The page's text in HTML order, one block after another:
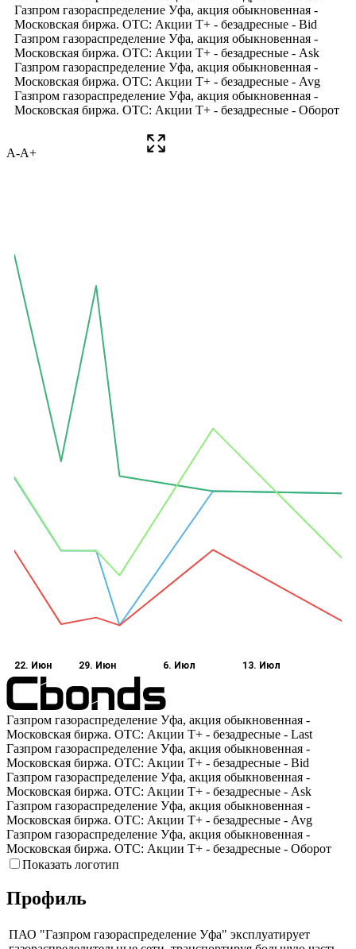
22. Июн 29. Июн 6. Июл 13. Июл
Газпром газораспределение Уфа, акция обыкновенная -
Московская биржа. OTC: Акции T+ - безадресные - Last
Газпром газораспределение Уфа, акция обыкновенная -
Московская биржа. OTC: Акции T+ - безадресные - Bid
Газпром газораспределение Уфа, акция обыкновенная -
Московская биржа. OTC: Акции T+ - безадресные - Ask
Газпром газораспределение Уфа, акция обыкновенная -
Газпром газораспределение Уфа, акция обыкновенная -
Московская биржа. OTC: Акции T+ - безадресные - Оборот